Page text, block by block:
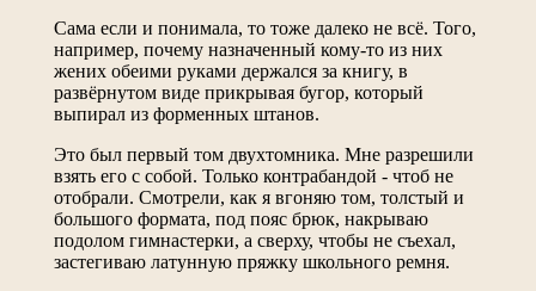
Сама если и понимала, то тоже далеко не всё. Того,
например, почему назначенный кому-то из них
жених обеими руками держался за книгу, в
развёрнутом виде прикрывая бугор, который
выпирал из форменных штанов.
Это был первый том двухтомника. Мне разрешили
взять его с собой. Только контрабандой - чтоб не
отобрали. Смотрели, как я вгоняю том, толстый и
большого формата, под пояс брюк, накрываю
подолом гимнастерки, а сверху, чтобы не съехал,
застегиваю латунную пряжку школьного ремня.